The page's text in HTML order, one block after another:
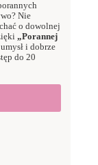
Nie
o dowolnej
„Porannej
i dobrze
do 20